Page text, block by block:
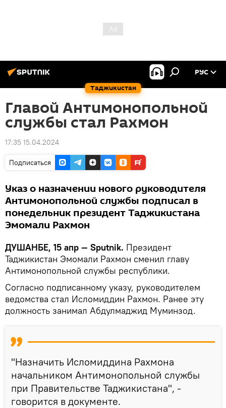
Таджикистан
РУС
Главой Антимонопольной
службы стал Рахмон
17:35 15.04.2024
Подписаться
Указ о назначении нового руководителя
Антимонопольной службы подписал в
понедельник президент Таджикистана
Эмомали Рахмон
ДУШАНБЕ, 15 апр — Sputnik. Президент
Таджикистан Эмомали Рахмон сменил главу
Антимонопольной службы республики.
Согласно подписанному указу, руководителем
ведомства стал Исломиддин Рахмон. Ранее эту
должность занимал Абдулмаджид Муминзод.
"Назначить Исломиддина Рахмона
начальником Антимонопольной службы
при Правительстве Таджикистана", -
говорится в документе.